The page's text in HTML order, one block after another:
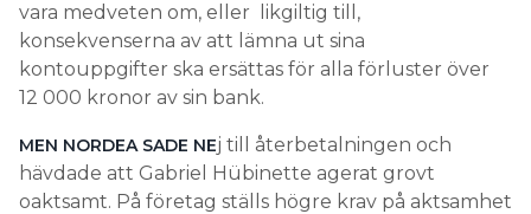
vara medveten om, eller likgiltig till,
konsekvenserna av att lämna ut sina
kontouppgifter ska ersättas för alla förluster över
12 000 kronor av sin bank.
MEN NORDEA SADE NEj till återbetalningen och
hävdade att Gabriel Hübinette agerat grovt
oaktsamt. På företag ställs högre krav på aktsamhet